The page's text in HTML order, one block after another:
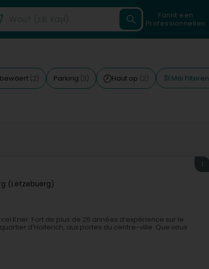
Fannt een
Professionnellen
(2) Parking (3) Haut op (2) Méi Filteren
(Lëtzebuerg)
1
Krier. Fort de plus de 25 années d’expérience sur le
d’Hollerich, aux portes du centre-ville. Que vous